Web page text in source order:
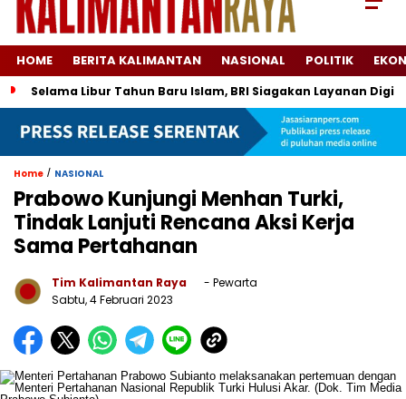
HOME BERITA KALIMANTAN NASIONAL POLITIK
Selama Libur Tahun Baru Islam, BRI Siagakan Layanan
Home / NASIONAL
Prabowo Kunjungi Menhan Turki,
Tindak Lanjuti Rencana Aksi Kerja
Sama Pertahanan
Tim Kalimantan Raya
- Pewarta
Sabtu, 4 Februari 2023